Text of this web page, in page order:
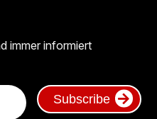
immer informiert
Subscribe